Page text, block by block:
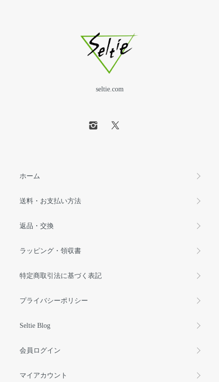
seltie.com
ホーム
送料・お支払い方法
返品・交換
ラッピング・領収書
特定商取引法に基づく表記
プライバシーポリシー
Seltie Blog
会員ログイン
マイアカウント